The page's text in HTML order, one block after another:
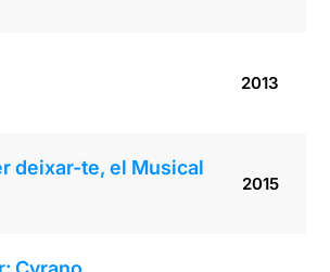
2013
deixar-te, el Musical
2015